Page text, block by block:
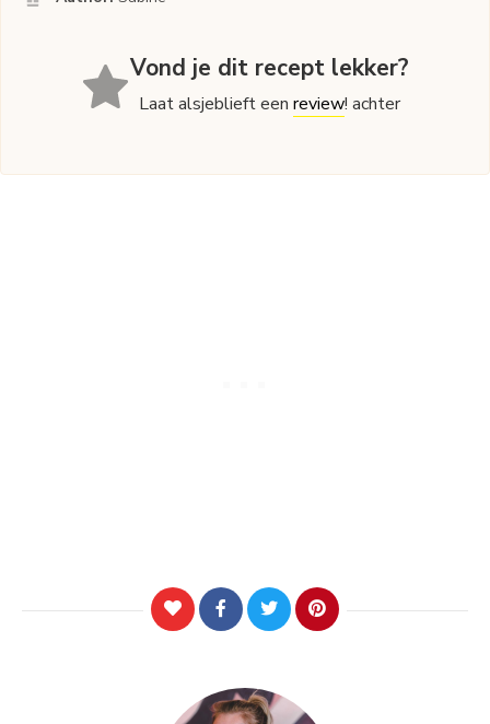
Vond je dit recept lekker?
Laat alsjeblieft eenreview! achter